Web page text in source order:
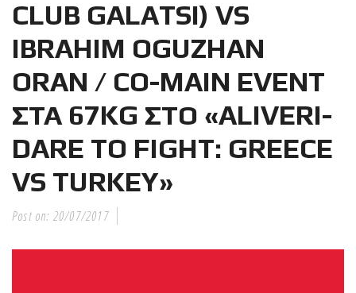
διεκδικεί τον 6ο
παγκόσμιο τίτλο της
απέναντι στην Phetjeeja
Kickboxing World
Championship
Νέα
επίσημα T-
shirts του
Ιωάννη
Θεοφάνους
με την υποστήριξη της
CLUB GALATSI) VS
IBRAHIM OGUZHAN
ORAN / CO-MAIN EVENT
ΣΤΑ 67KG ΣΤΟ «ALIVERI-
DARE TO FIGHT: GREECE
VS TURKEY»
Post on: 20/07/2017